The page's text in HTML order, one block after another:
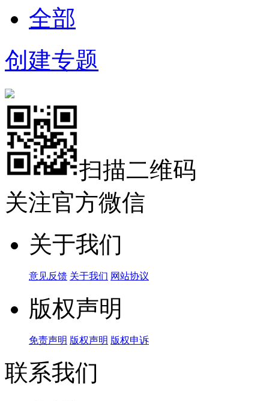
全部
创建专题
扫描二维码
关注官方微信
关于我们
意见反馈 关于我们 网站协议
版权声明
免责声明 版权声明 版权申诉
联系我们